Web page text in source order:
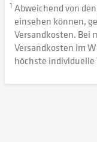
1 Abweichend von
einsehen können,
Versandkosten. Bei
Versandkosten im
höchste